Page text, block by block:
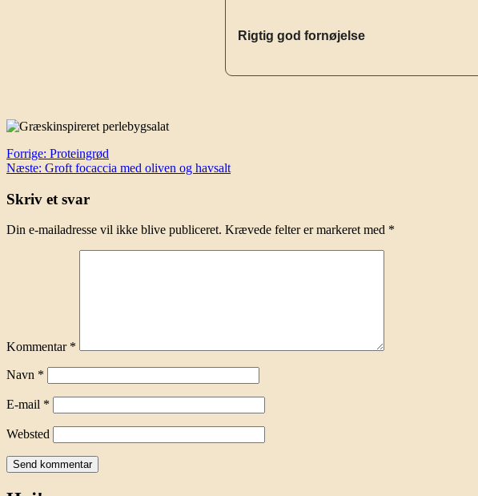
Rigtig god fornøjelse
Indlægsnavigation
Forrige: Proteingrød
Næste: Groft focaccia med oliven og havsalt
Skriv et svar
Din e-mailadresse vil ikke blive publiceret. Krævede felter er markeret med *
Kommentar *
Navn *
E-mail *
Websted